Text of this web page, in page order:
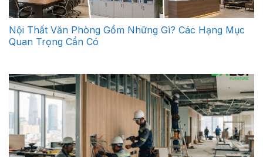
Nội Thất Văn Phòng Gồm Những Gì? Các Hạng Mục
Quan Trọng Cần Có